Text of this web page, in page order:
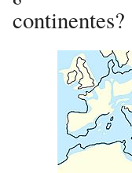
continentes?